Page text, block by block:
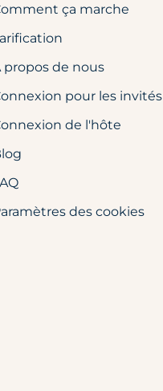
ça marche
propos de nous
pour les invités
de l'hôte
des cookies